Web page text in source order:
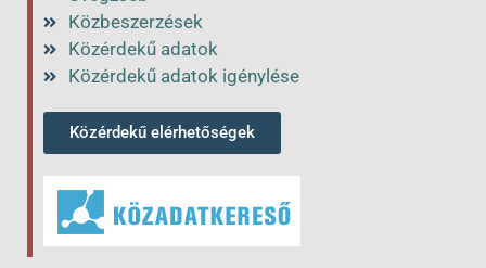
Közbeszerzések
Közérdekű adatok
Közérdekű adatok igénylése
Közérdekű elérhetőségek